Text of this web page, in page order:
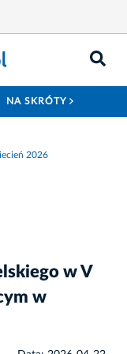
NA SKRÓTY
2026
w V
w